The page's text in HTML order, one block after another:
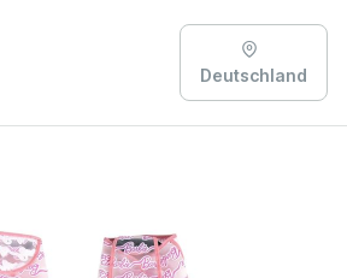
Deutschland